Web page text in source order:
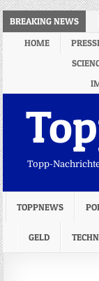
BREAKING NEWS
HOME
Topp-
TOPPNEWS
GELD